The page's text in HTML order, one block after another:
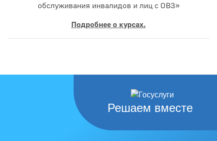
обслуживания инвалидов и лиц с ОВЗ»
Подробнее о курсах.
Решаем вместе